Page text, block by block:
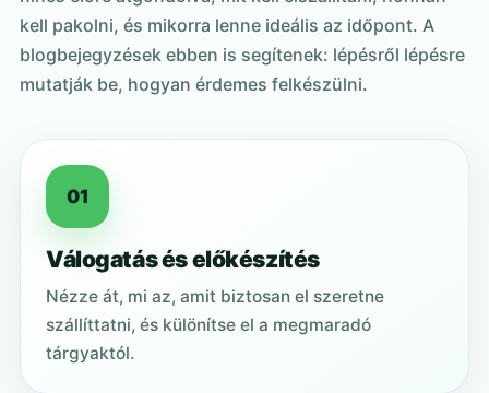
kell pakolni, és mikorra lenne ideális az időpont. A
blogbejegyzések ebben is segítenek: lépésről lépésre
mutatják be, hogyan érdemes felkészülni.
01
Válogatás és előkészítés
Nézze át, mi az, amit biztosan el szeretne
szállíttatni, és különítse el a megmaradó
tárgyaktól.